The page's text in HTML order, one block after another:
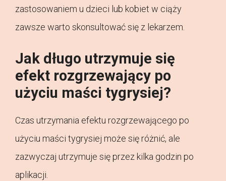
zastosowaniem u dzieci lub kobiet w ciąży
zawsze warto skonsultować się z lekarzem.
Jak długo utrzymuje się
efekt rozgrzewający po
użyciu maści tygrysiej?
Czas utrzymania efektu rozgrzewającego po
użyciu maści tygrysiej może się różnić, ale
zazwyczaj utrzymuje się przez kilka godzin po
aplikacji.